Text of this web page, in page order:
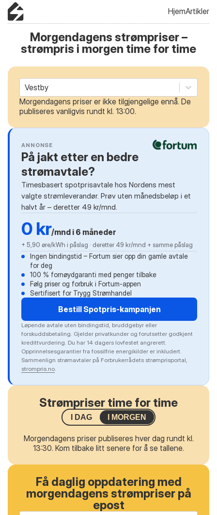
HjemArtikler
Morgendagens strømpriser –
strømpris i morgen time for time
Vestby
Morgendagens priser er ikke tilgjengelige ennå. De
publiseres vanligvis rundt kl. 13:00.
ANNONSE
På jakt etter en bedre
strømavtale?
Timesbasert spotprisavtale hos Nordens mest
valgte strømleverandør. Prøv uten månedsbeløp i et
halvt år – deretter 49 kr/mnd.
0 kr/mnd i 6 måneder
+ 5,90 øre/kWh i påslag · deretter 49 kr/mnd + samme påslag
Ingen bindingstid – Fortum sier opp din gamle avtale
for deg
100 % fornøydgaranti med penger tilbake
Følg priser og forbruk i Fortum-appen
Sertifisert for Trygg Strømhandel
Bestill Spotpris-kampanjen
Løpende avtale uten bindingstid, bruddgebyr eller
forskuddsbetaling. Gjelder privatkunder og forutsetter godkjent
kredittvurdering. Du har 14 dagers lovfestet angrerett.
Opprinnelsesgarantier fra fossilfrie energikilder er inkludert.
Sammenlign strømavtaler på Forbrukerrådets strømprisportal,
strompris.no.
Strømpriser time for time
I DAG I MORGEN
Morgendagens priser publiseres hver dag rundt kl.
13:30. Kom tilbake litt senere for å se tallene.
Få daglig oppdatering med
morgendagens strømpriser på
epost